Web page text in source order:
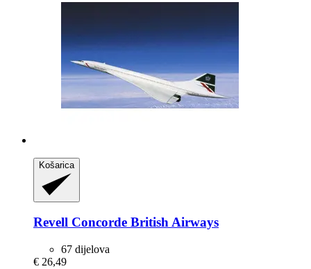
Košarica
Revell Concorde British Airways
67 dijelova
€ 26,49